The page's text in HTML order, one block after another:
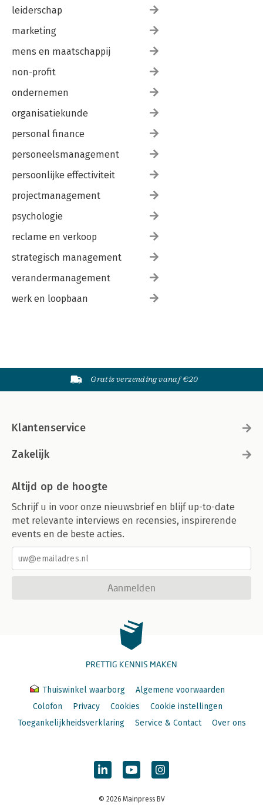
leiderschap
marketing
mens en maatschappij
non-profit
ondernemen
organisatiekunde
personal finance
personeelsmanagement
persoonlijke effectiviteit
projectmanagement
psychologie
reclame en verkoop
strategisch management
verandermanagement
werk en loopbaan
Gratis verzending vanaf €20
Klantenservice
Zakelijk
Altijd op de hoogte
Schrijf u in voor onze nieuwsbrief en blijf up-to-date
met relevante interviews en recensies, inspirerende
events en de beste acties.
Aanmelden
PRETTIG KENNIS MAKEN
Thuiswinkel waarborg
Algemene voorwaarden
Colofon
Privacy Cookies
Cookie instellingen
Toegankelijkheidsverklaring
Service & Contact Over ons
© 2026 Mainpress BV